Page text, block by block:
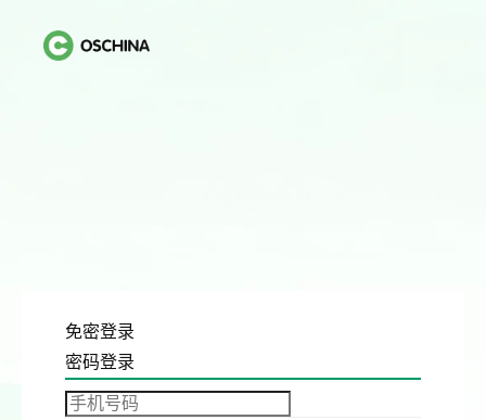
免密登录
密码登录